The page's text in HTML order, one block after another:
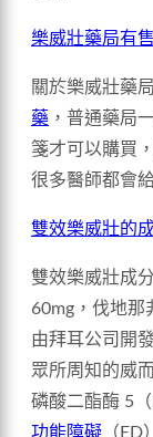
樂威壯藥局有
關於樂威壯藥
藥 ，普通藥局
箋才可以購買
很多醫師都會
雙效樂威壯的
雙效樂威壯成
60mg，伐地那
由拜耳公司開
眾所周知的威
磷酸二酯酶 5
功能障礙 （